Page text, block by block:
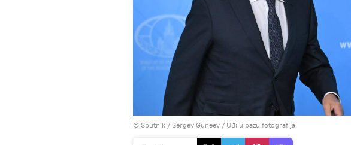
© Sputnik / Sergey Guneev / Uđi u bazu fotografija